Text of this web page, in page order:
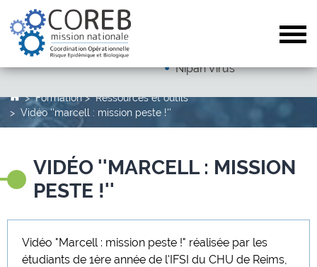
Arboviroses (hors dengue)
Nipah Virus
Formation
Ressources et outils
Vidéo ''marcell : mission peste !''
VIDÉO ''MARCELL : MISSION
PESTE !''
Vidéo "Marcell : mission peste !" réalisée par les
étudiants de 1ère année de l'IFSI du CHU de Reims,